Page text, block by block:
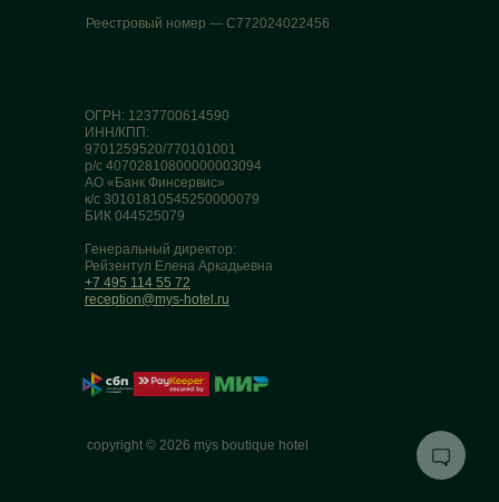
copyright © 2026 mÿs boutique hotel
ОГРН: 1237700614590
ИНН/КПП:
9701259520/770101001
р/с 40702810800000003094
АО «Банк Финсервис»
к/с 30101810545250000079
БИК 044525079
Генеральный директор:
Рейзентул Елена Аркадьевна
+7 495 114 55 72
reception@mys-hotel.ru
Реестровый номер — С772024022456